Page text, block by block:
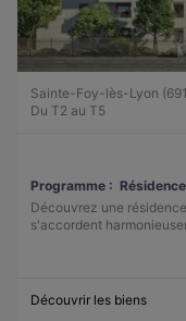
Sainte-Foy-lès-Lyon
Du T2 au T5
Programme :
Découvrez une
s'accordent
Découvrir les biens